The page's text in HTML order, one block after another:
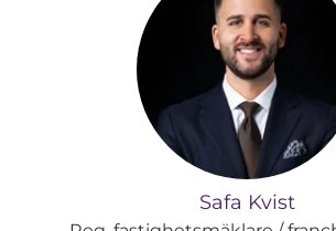
Safa Kvist